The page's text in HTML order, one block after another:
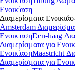
Ενοικίαση
Διαμερίσματα
Amsterdam
ΕνοικίασηDen-haag
Διαμερίσματα για
ΕνοικίασηMaastricht
Διαμερίσματα για